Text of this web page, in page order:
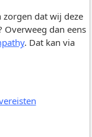
dat wij deze
dan eens
. Dat kan via